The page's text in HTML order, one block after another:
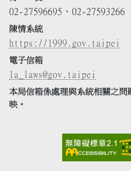
02-27596695、02-27593266
陳情系統
https://1999.gov.taipei
電子信箱
la_laws@gov.taipei
本局信箱係處理與系統相關之
映。